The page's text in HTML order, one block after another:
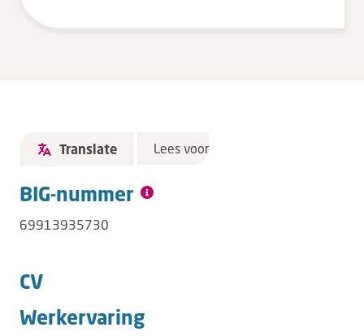
Over ons
Translate Lees voor
BIG-nummer
69913935730
CV
Werkervaring